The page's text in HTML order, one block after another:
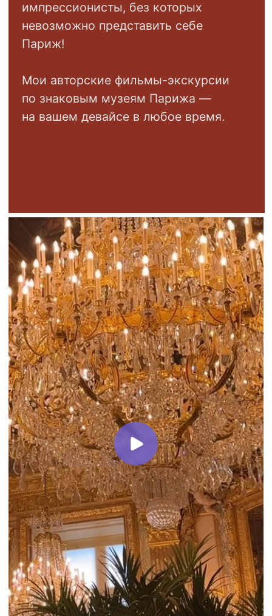
Купить
03
пополняющейся библиотеке знаний.
Если вы не хотите выбирать что-то
одно, а хотитевсё и сразу! Наша
библиотека — это настоящий
«Netflix» для ценителей прекрасного:
большие курсы и отдельные лекции
о мастерах и эпохах, подкасты,
статьи, записи эфиров и фильмы-
экскурсии и все это вы можете
смотреть и слушать в рамках
подписки без каких либо
ограничений!
Для всех, кто тонко
чувствует прекрасное
и интересуется миром
искусства